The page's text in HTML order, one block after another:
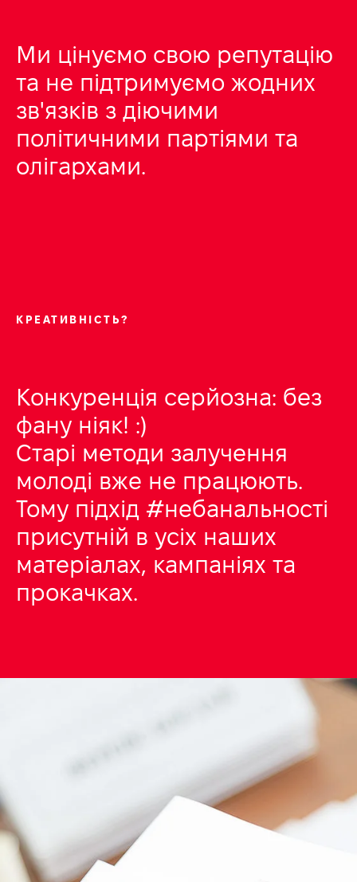
Ми цінуємо свою репутацію
та не підтримуємо жодних
зв'язків з діючими
політичними партіями та
олігархами.
КРЕАТИВНІСТЬ?
Конкуренція серйозна: без
фану ніяк! :)
Старі методи залучення
молоді вже не працюють.
Тому підхід #небанальності
присутній в усіх наших
матеріалах, кампаніях та
прокачках.